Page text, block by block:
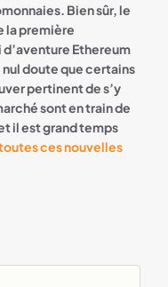
Bien sûr, le
la première
Ethereum
doute que certains
pertinent de s’y
sont en train de
il est grand temps
ces nouvelles